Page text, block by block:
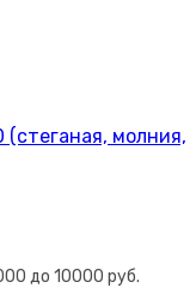
молния,